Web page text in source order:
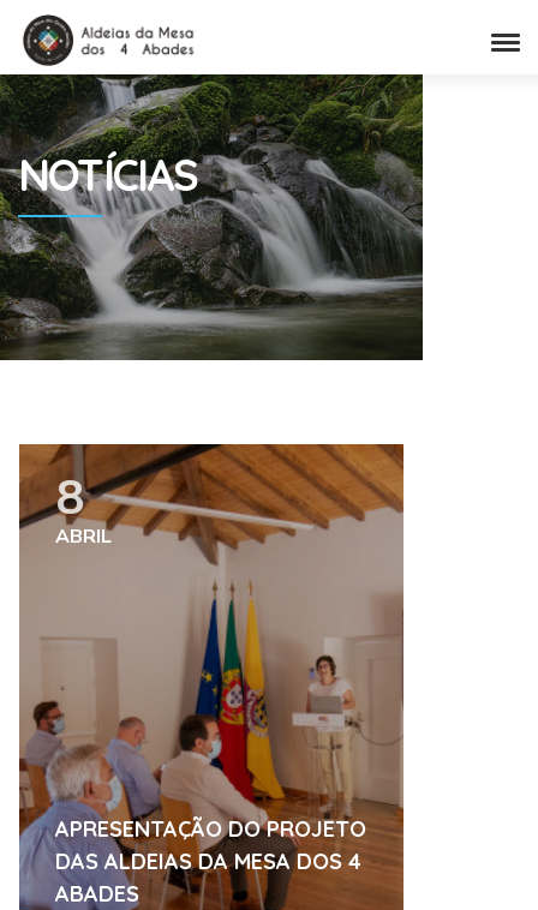
NOTÍCIAS
8
ABRIL
APRESENTAÇÃO DO PROJETO
DAS ALDEIAS DA MESA DOS 4
ABADES